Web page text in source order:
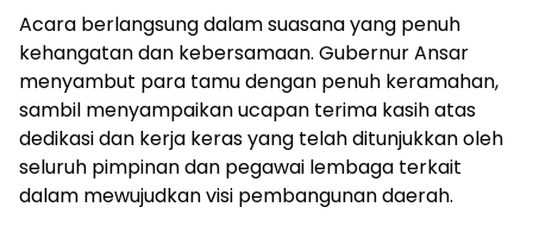
Acara berlangsung dalam suasana yang penuh
kehangatan dan kebersamaan. Gubernur Ansar
menyambut para tamu dengan penuh keramahan,
sambil menyampaikan ucapan terima kasih atas
dedikasi dan kerja keras yang telah ditunjukkan oleh
seluruh pimpinan dan pegawai lembaga terkait
dalam mewujudkan visi pembangunan daerah.